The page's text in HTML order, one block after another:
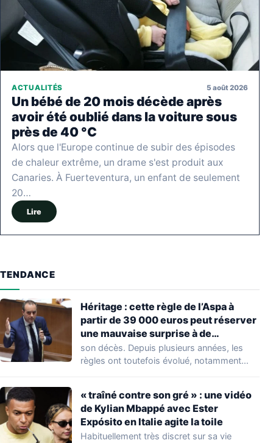
ACTUALITÉS 5 août 2026
Un bébé de 20 mois décède après
avoir été oublié dans la voiture sous
près de 40 °C
Alors que l'Europe continue de subir des épisodes
de chaleur extrême, un drame s'est produit aux
Canaries. À Fuerteventura, un enfant de seulement
20…
Lire
TENDANCE
Héritage : cette règle de l’Aspa à
partir de 39 000 euros peut réserver
une mauvaise surprise à de
nombreuses familles
son décès. Depuis plusieurs années, les
règles ont toutefois évolué, notamment
« traîné contre son gré » : une vidéo
de Kylian Mbappé avec Ester
Expósito en Italie agite la toile
Habituellement très discret sur sa vie